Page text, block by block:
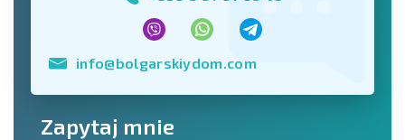
info@bolgarskiydom.com
Zapytaj mnie